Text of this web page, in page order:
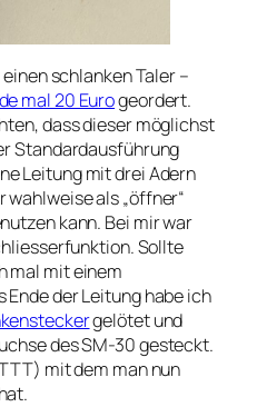
schlanken Taler –
mal 20 Eurogeordert.
dass dieser möglichst
Standardausführung
Leitung mit drei Adern
wahlweise als „öffner“
kann. Bei mir war
Sollte
mal mit einem
der Leitung habe ich
gelötet und
des SM-30 gesteckt.
mit dem man nun